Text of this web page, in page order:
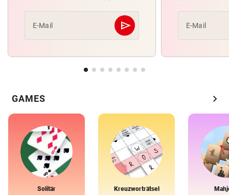
E-Mail send
Abschicken E-Mail
GAMES chevron_right
Solitär Kreuzworträtsel